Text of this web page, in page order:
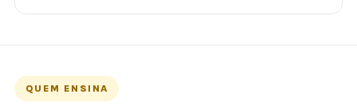
QUEM ENSINA